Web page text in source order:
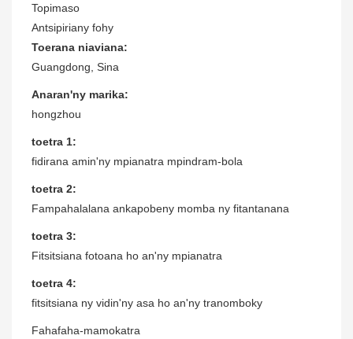
Topimaso
Antsipiriany fohy
Toerana niaviana:
Guangdong, Sina
Anaran'ny marika:
hongzhou
toetra 1:
fidirana amin'ny mpianatra mpindram-bola
toetra 2:
Fampahalalana ankapobeny momba ny fitantanana
toetra 3:
Fitsitsiana fotoana ho an'ny mpianatra
toetra 4:
fitsitsiana ny vidin'ny asa ho an'ny tranomboky
Fahafaha-mamokatra